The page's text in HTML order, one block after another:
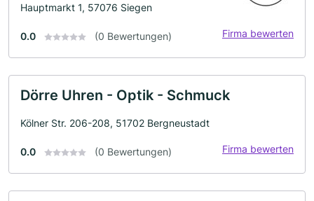
Hauptmarkt 1, 57076 Siegen
0.0 (0 Bewertungen) Firma bewerten
Dörre Uhren - Optik - Schmuck
Kölner Str. 206-208, 51702 Bergneustadt
0.0 (0 Bewertungen) Firma bewerten